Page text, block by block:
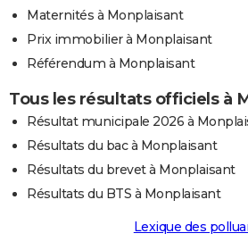
Maternités à Monplaisant
Prix immobilier à Monplaisant
Référendum à Monplaisant
Tous les résultats officiels à
Résultat municipale 2026 à
Résultats du bac à Monplaisant
Résultats du brevet à Monplaisant
Résultats du BTS à Monplaisant
Lexique des